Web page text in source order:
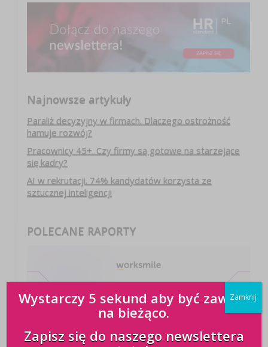
Najnowsze artykuły
Paraliż decyzyjny w firmach. Dlaczego ostrożność
hamuje rozwój?
Pracownicy 45+. Czy firmy są gotowe na starzejące
się kadry?
AI w rekrutacji. 74% kandydatów korzysta ze
sztucznej inteligencji
POLECANE RAPORTY
Wystarczy 5 sekund aby być zawsze
na bieżąco.
Zapisz się do naszego newslettera
Zamknij